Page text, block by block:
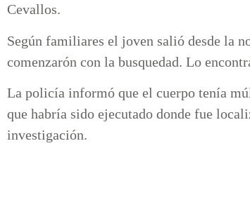
Cevallos.
Según familiares el joven salió desde la
comenzarón con la busquedad. Lo
La policía informó que el cuerpo tenía
que habría sido ejecutado donde fue
investigación.